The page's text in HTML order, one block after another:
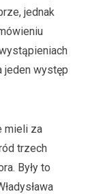
jednak
jeden występ
mieli za
trzech
Były to